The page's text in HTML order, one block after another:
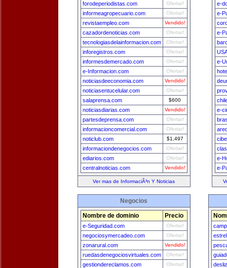
forodeperiodistas.com Ofertar!
informeagropecuario.com Ofertar!
revistaempleo.com Vendido!
cazadordenoticias.com Ofertar!
tecnologiasdelainformacion.com Ofertar!
inforegistros.com Ofertar!
informesdemercado.com Ofertar!
e-Informacion.com Ofertar!
noticiasdeeconomia.com Vendido!
noticiasentucelular.com Ofertar!
salaprensa.com $600
noticiasdiarias.com Vendido!
partesdeprensa.com Ofertar!
informacioncomercial.com Ofertar!
noticlub.com $1,497
informaciondenegocios.com Ofertar!
ediarios.com Ofertar!
centralnoticias.com Vendido!
Ver mas de InformaciÃ³n Y Noticias
e-
e-
e-
e-
e-
e-
e-
Negocios
Nombre de dominio Precio
e-Seguridad.com Ofertar!
negociosymercadeo.com Ofertar!
zonarural.com Vendido!
ruedasdenegociosvirtuales.com Ofertar!
gestiondereclamos.com Ofertar!